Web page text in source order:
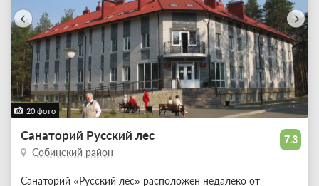
20 фото
7.3
Санаторий Русский лес
Собинский район
Санаторий «Русский лес» расположен недалеко от